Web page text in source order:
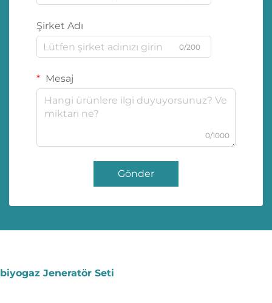
Şirket Adı
0/200
Mesaj
0/1000
Gönder
biyogaz Jeneratör Seti